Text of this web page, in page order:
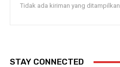
Tidak ada kiriman yang ditampilkan
STAY CONNECTED